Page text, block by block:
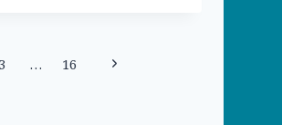
… 16
Następna